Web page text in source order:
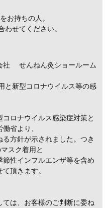
お持ちの人。
せてください。
社 せんねん灸ショールーム
と新型コロナウイルス等の感
ロナウイルス感染症対策と
省より、
方針が示されました。つき
スク着用と
性インフルエンザ等を含め
頂きます。
ては、お客様のご判断に委ね